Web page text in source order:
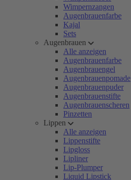
Wimpernzangen
Augenbrauenfarbe
Kajal
Sets
Augenbrauen
Alle anzeigen
Augenbrauenfarbe
Augenbrauengel
Augenbrauenpomade
Augenbrauenpuder
Augenbrauenstifte
Augenbrauenscheren
Pinzetten
Lippen
Alle anzeigen
Lippenstifte
Lipgloss
Lipliner
Lip-Plumper
Liquid Lipstick